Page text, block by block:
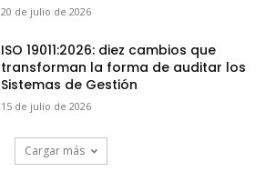
20 de julio de 2026
ISO 19011:2026: diez cambios que
transforman la forma de auditar los
Sistemas de Gestión
15 de julio de 2026
Cargar más